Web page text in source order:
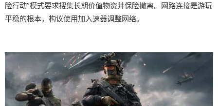
险行动”模式要求搜集长期价值物资并保险撤离。网路连接是游玩
平稳的根本，构议使用加入速器调整网络。